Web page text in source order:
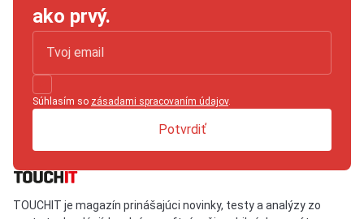
ako prvý.
Súhlasím so zásadami spracovaním údajov.
Potvrdiť
TOUCHIT je magazín prinášajúci novinky, testy a analýzy zo